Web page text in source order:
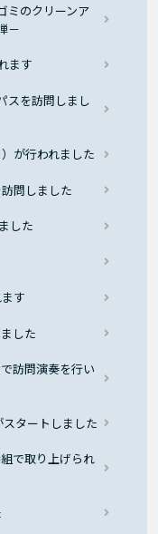
ミのクリーンア
－
ます
スを訪問しまし
が行われました
問しました
した
す
した
訪問演奏を行い
スタートしました
で取り上げられ